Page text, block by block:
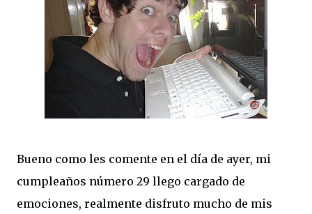
Bueno como les comente en el día de ayer, mi
cumpleaños número 29 llego cargado de
emociones, realmente disfruto mucho de mis